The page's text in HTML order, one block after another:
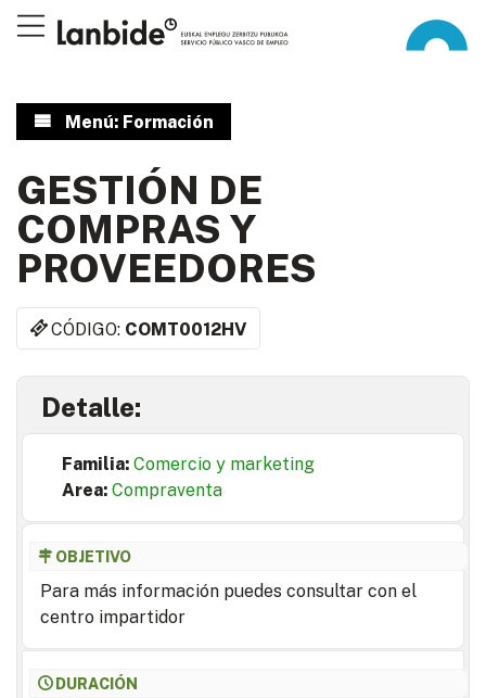
Menú: Formación
GESTIÓN DE
COMPRAS Y
PROVEEDORES
CÓDIGO: COMT0012HV
Detalle:
Familia: Comercio y marketing
Area: Compraventa
OBJETIVO
Para más información puedes consultar con el
centro impartidor
DURACIÓN